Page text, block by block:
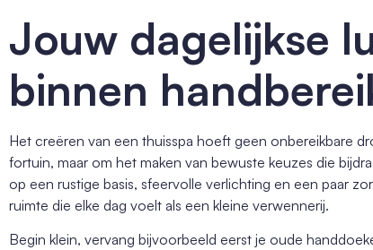
Jouw dagelijkse
binnen
Het creëren van een thuisspa hoeft geen onbereikbare
fortuin, maar om het maken van bewuste keuzes die
op een rustige basis, sfeervolle verlichting en een paar
ruimte die elke dag voelt als een kleine verwennerij.
Begin klein, vervang bijvoorbeeld eerst je oude